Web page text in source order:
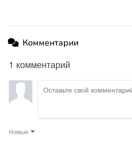
Комментарии
1 комментарий
Новые